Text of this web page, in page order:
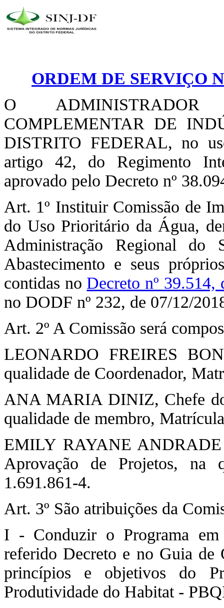
ORDEM DE SERVIÇO
O
COMPLEMENTAR DE
DISTRITO FEDERAL, no
artigo 42, do Regimento
aprovado pelo Decreto nº
Art. 1º Instituir Comissão de
do Uso Prioritário da Água,
Administração Regional do
Abastecimento e seus
contidas no Decreto nº 39.514,
no DODF nº 232, de 07/12/
Art. 2º A Comissão será
LEONARDO FREIRES
qualidade de Coordenador,
ANA MARIA DINIZ, Chefe
qualidade de membro,
EMILY RAYANE ANDRADE
Aprovação de Projetos, na
1.691.861-4.
Art. 3º São atribuições da
I - Conduzir o Programa em
referido Decreto e no Guia de
princípios e objetivos do
Produtividade do Habitat -